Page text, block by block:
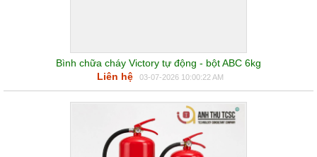
Bình chữa cháy Victory tự động - bột ABC 6kg
Liên hệ
03-07-2026 10:00:22 AM